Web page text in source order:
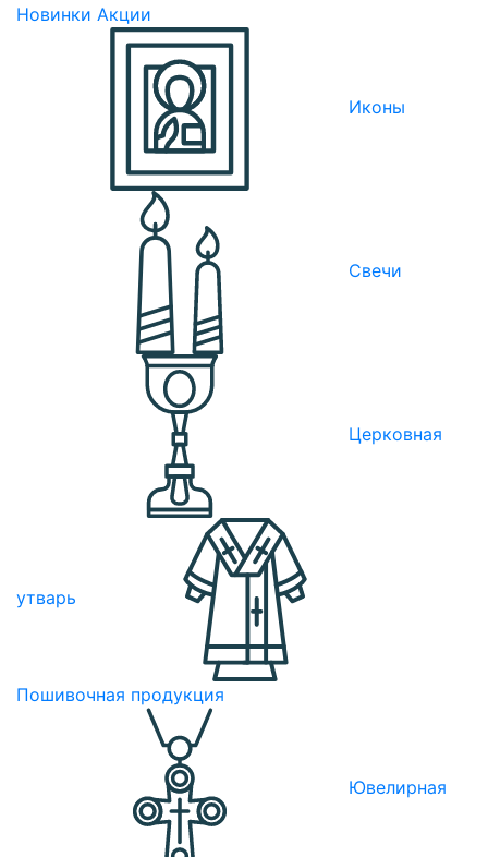
Новинки Акции
Иконы
Свечи
Церковная
утварь
Пошивочная продукция
Ювелирная